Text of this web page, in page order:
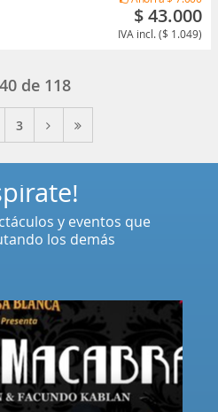
$ 43.000
IVA incl. ($ 1.049)
40 de 118
3
y eventos que
los demás